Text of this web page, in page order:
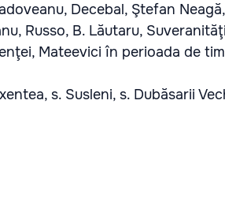
Decebal, Ştefan
Russo, B. Lăutaru,
Mateevici în perioada de
s. Susleni, s. Dubăsarii